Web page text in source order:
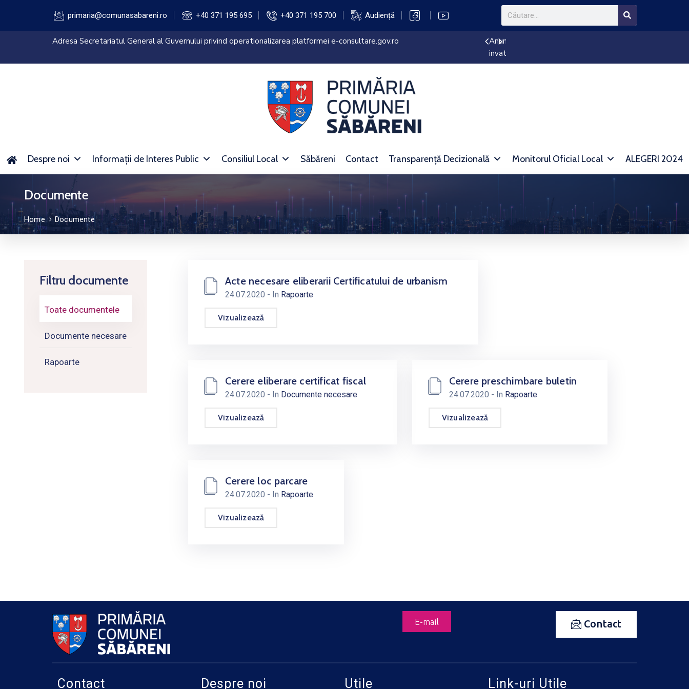
primaria@comunasabareni.ro +40 371 195 695 +40 371 195 700 Audiență
Anunt de presa – finalizare proiect “Dotarea cu mobilier, materiale didactice si echipamente digitale a unitatilor de
Despre noi Informații de Interes Public Consiliul Local Săbăreni Contact Transparență Decizională Monitorul Oficial Local ALEGERI 2024
Documente
Home Documente
Filtru documente
Toate documentele
Documente necesare
Rapoarte
Acte necesare eliberarii Certificatului de urbanism
24.07.2020 - In Rapoarte
Vizualizează
Cerere eliberare certificat fiscal
24.07.2020 - In Documente necesare
Vizualizează
Cerere preschimbare buletin
24.07.2020 - In Rapoarte
Vizualizează
Cerere loc parcare
24.07.2020 - In Rapoarte
Vizualizează
E-mail Contact
Contact Despre noi Utile Link-uri Utile